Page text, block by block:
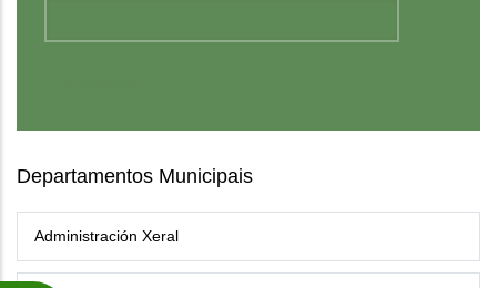
Departamentos Municipais
Administración Xeral